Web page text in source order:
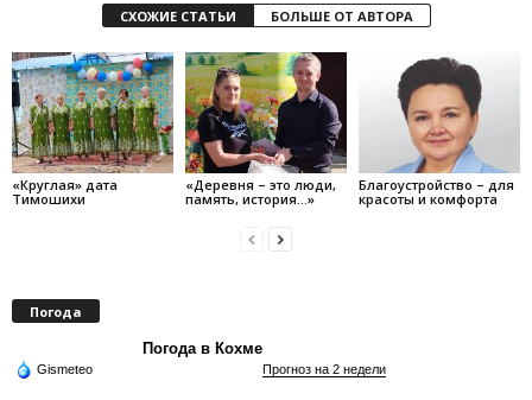
СХОЖИЕ СТАТЬИ БОЛЬШЕ ОТ АВТОРА
«Круглая» дата
Тимошихи
«Деревня – это люди,
память, история…»
Благоустройство – для
красоты и комфорта
Погода
Погода в Кохме
Gismeteo Прогноз на 2 недели